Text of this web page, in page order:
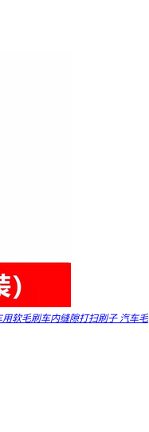
软毛刷车内缝隙打扫刷子 汽车毛